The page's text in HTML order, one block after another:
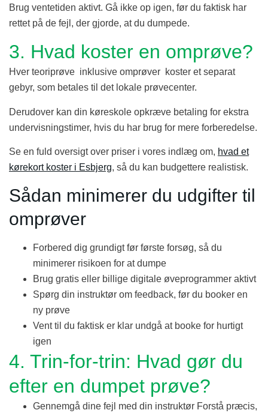
Brug ventetiden aktivt. Gå ikke op igen, før du faktisk har
rettet på de fejl, der gjorde, at du dumpede.
3. Hvad koster en omprøve?
Hver teoriprøve inklusive omprøver koster et separat
gebyr, som betales til det lokale prøvecenter.
Derudover kan din køreskole opkræve betaling for ekstra
undervisningstimer, hvis du har brug for mere forberedelse.
Se en fuld oversigt over priser i vores indlæg om, hvad et
kørekort koster i Esbjerg, så du kan budgettere realistisk.
Sådan minimerer du udgifter til
omprøver
Forbered dig grundigt før første forsøg, så du
minimerer risikoen for at dumpe
Brug gratis eller billige digitale øveprogrammer aktivt
Spørg din instruktør om feedback, før du booker en
ny prøve
Vent til du faktisk er klar undgå at booke for hurtigt
igen
4. Trin-for-trin: Hvad gør du
efter en dumpet prøve?
Gennemgå dine fejl med din instruktør Forstå præcis,